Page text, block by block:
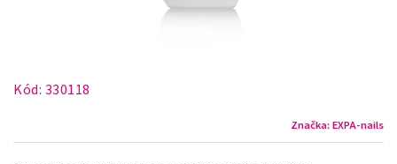
Kód: 330118
Značka: EXPA-nails